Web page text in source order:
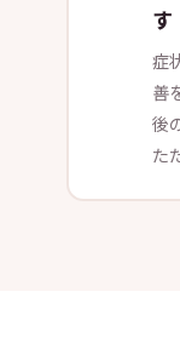
す
症
善
後
た